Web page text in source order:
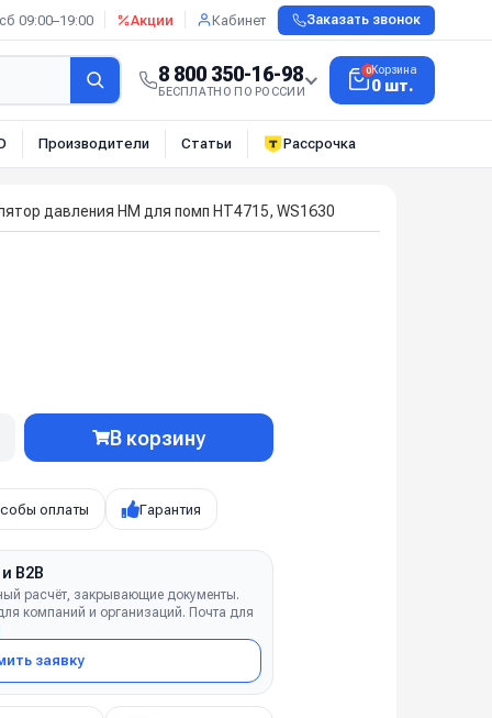
09:00–19:00 Акции Кабинет Заказать звонок
8 800 350-16-98
БЕСПЛАТНО ПО РОССИИ
0Корзина
0 шт.
Производители Статьи Рассрочка
давления HM для помп HT4715, WS1630
В корзину
оплаты Гарантия
B2B
расчёт, закрывающие документы.
компаний и организаций. Почта для
заявку